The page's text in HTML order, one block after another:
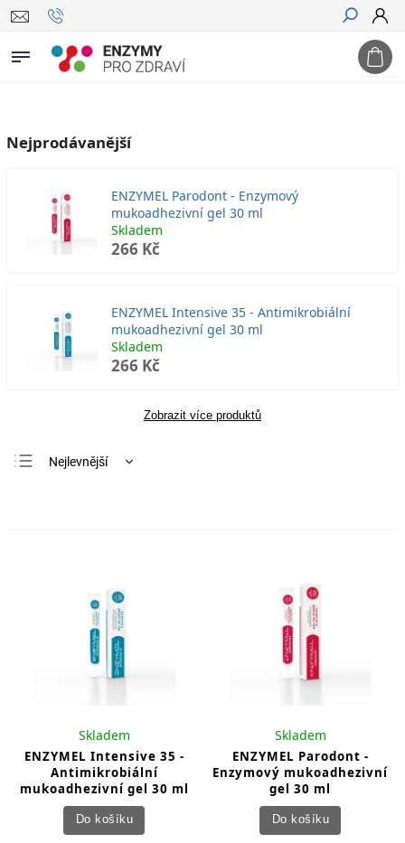
Hledat
Nejprodávanější
ENZYMEL Parodont - Enzymový
mukoadhezivní gel 30 ml
Skladem
266 Kč
ENZYMEL Intensive 35 - Antimikrobiální
mukoadhezivní gel 30 ml
Skladem
266 Kč
Zobrazit více produktů
Nejlevnější
ENZYMEL Intensive 35 -
Antimikrobiální
mukoadhezivní gel 30 ml
Skladem
Do košíku
ENZYMEL Parodont -
Enzymový mukoadhezivní
gel 30 ml
Skladem
Do košíku